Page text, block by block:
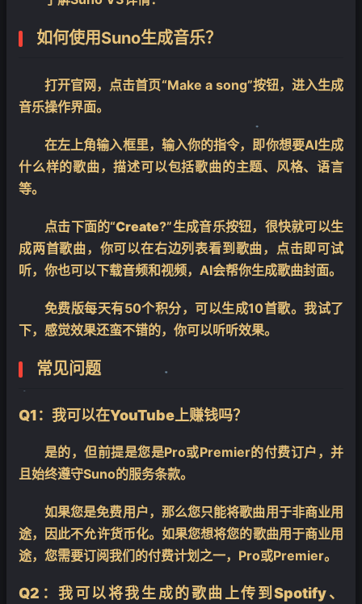
如何使用Suno生成音乐？
打开官网，点击首页“Make a song”按钮，进入生成
音乐操作界面。
在左上角输入框里，输入你的指令，即你想要AI生成
什么样的歌曲，描述可以包括歌曲的主题、风格、语言
等。
点击下面的“Create?”生成音乐按钮，很快就可以生
成两首歌曲，你可以在右边列表看到歌曲，点击即可试
听，你也可以下载音频和视频，AI会帮你生成歌曲封面。
免费版每天有50个积分，可以生成10首歌。我试了
下，感觉效果还蛮不错的，你可以听听效果。
常见问题
Q1：我可以在YouTube上赚钱吗？
是的，但前提是您是Pro或Premier的付费订户，并
且始终遵守Suno的服务条款。
如果您是免费用户，那么您只能将歌曲用于非商业用
途，因此不允许货币化。如果您想将您的歌曲用于商业用
途，您需要订阅我们的付费计划之一，Pro或Premier。
Q2：我可以将我生成的歌曲上传到Spotify、